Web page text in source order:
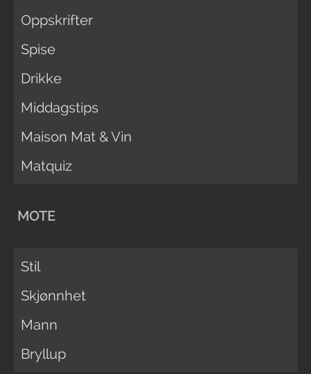
Oppskrifter
Spise
Drikke
Middagstips
Maison Mat & Vin
Matquiz
MOTE
Stil
Skjønnhet
Mann
Bryllup